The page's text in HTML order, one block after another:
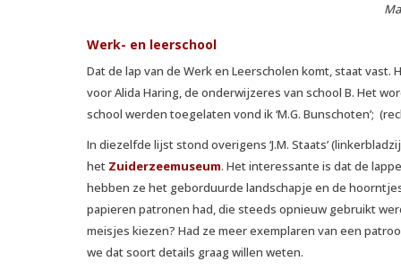
Werk- en leerschool
Dat de lap van de Werk en Leerscholen komt, staat
voor Alida Haring, de onderwijzeres van school B. Het
school werden toegelaten vond ik ‘M.G. Bunschoten’;
In diezelfde lijst stond overigens ‘J.M. Staats’
het Zuiderzeemuseum. Het interessante is dat de
hebben ze het geborduurde landschapje en de
papieren patronen had, die steeds opnieuw gebruikt
meisjes kiezen? Had ze meer exemplaren van een
we dat soort details graag willen weten.